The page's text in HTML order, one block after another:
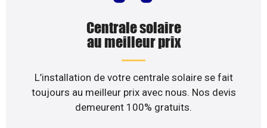
Centrale solaire
au meilleur prix
L’installation de votre centrale solaire se fait
toujours au meilleur prix avec nous. Nos devis
demeurent 100% gratuits.